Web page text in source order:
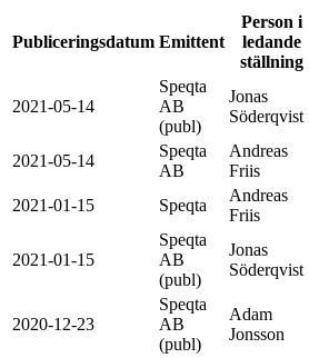
Publiceringsdatum Emittent
Person i
ledande
ställning
2021-05-14
Speqta
AB
(publ)
Jonas
Söderqvist
2021-05-14
Speqta
AB
Andreas
Friis
2021-01-15 Speqta
Andreas
Friis
2021-01-15
Speqta
AB
(publ)
Jonas
Söderqvist
2020-12-23
Speqta
AB
(publ)
Adam
Jonsson